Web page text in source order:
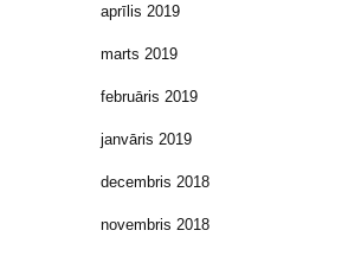
aprīlis 2019
marts 2019
februāris 2019
janvāris 2019
decembris 2018
novembris 2018